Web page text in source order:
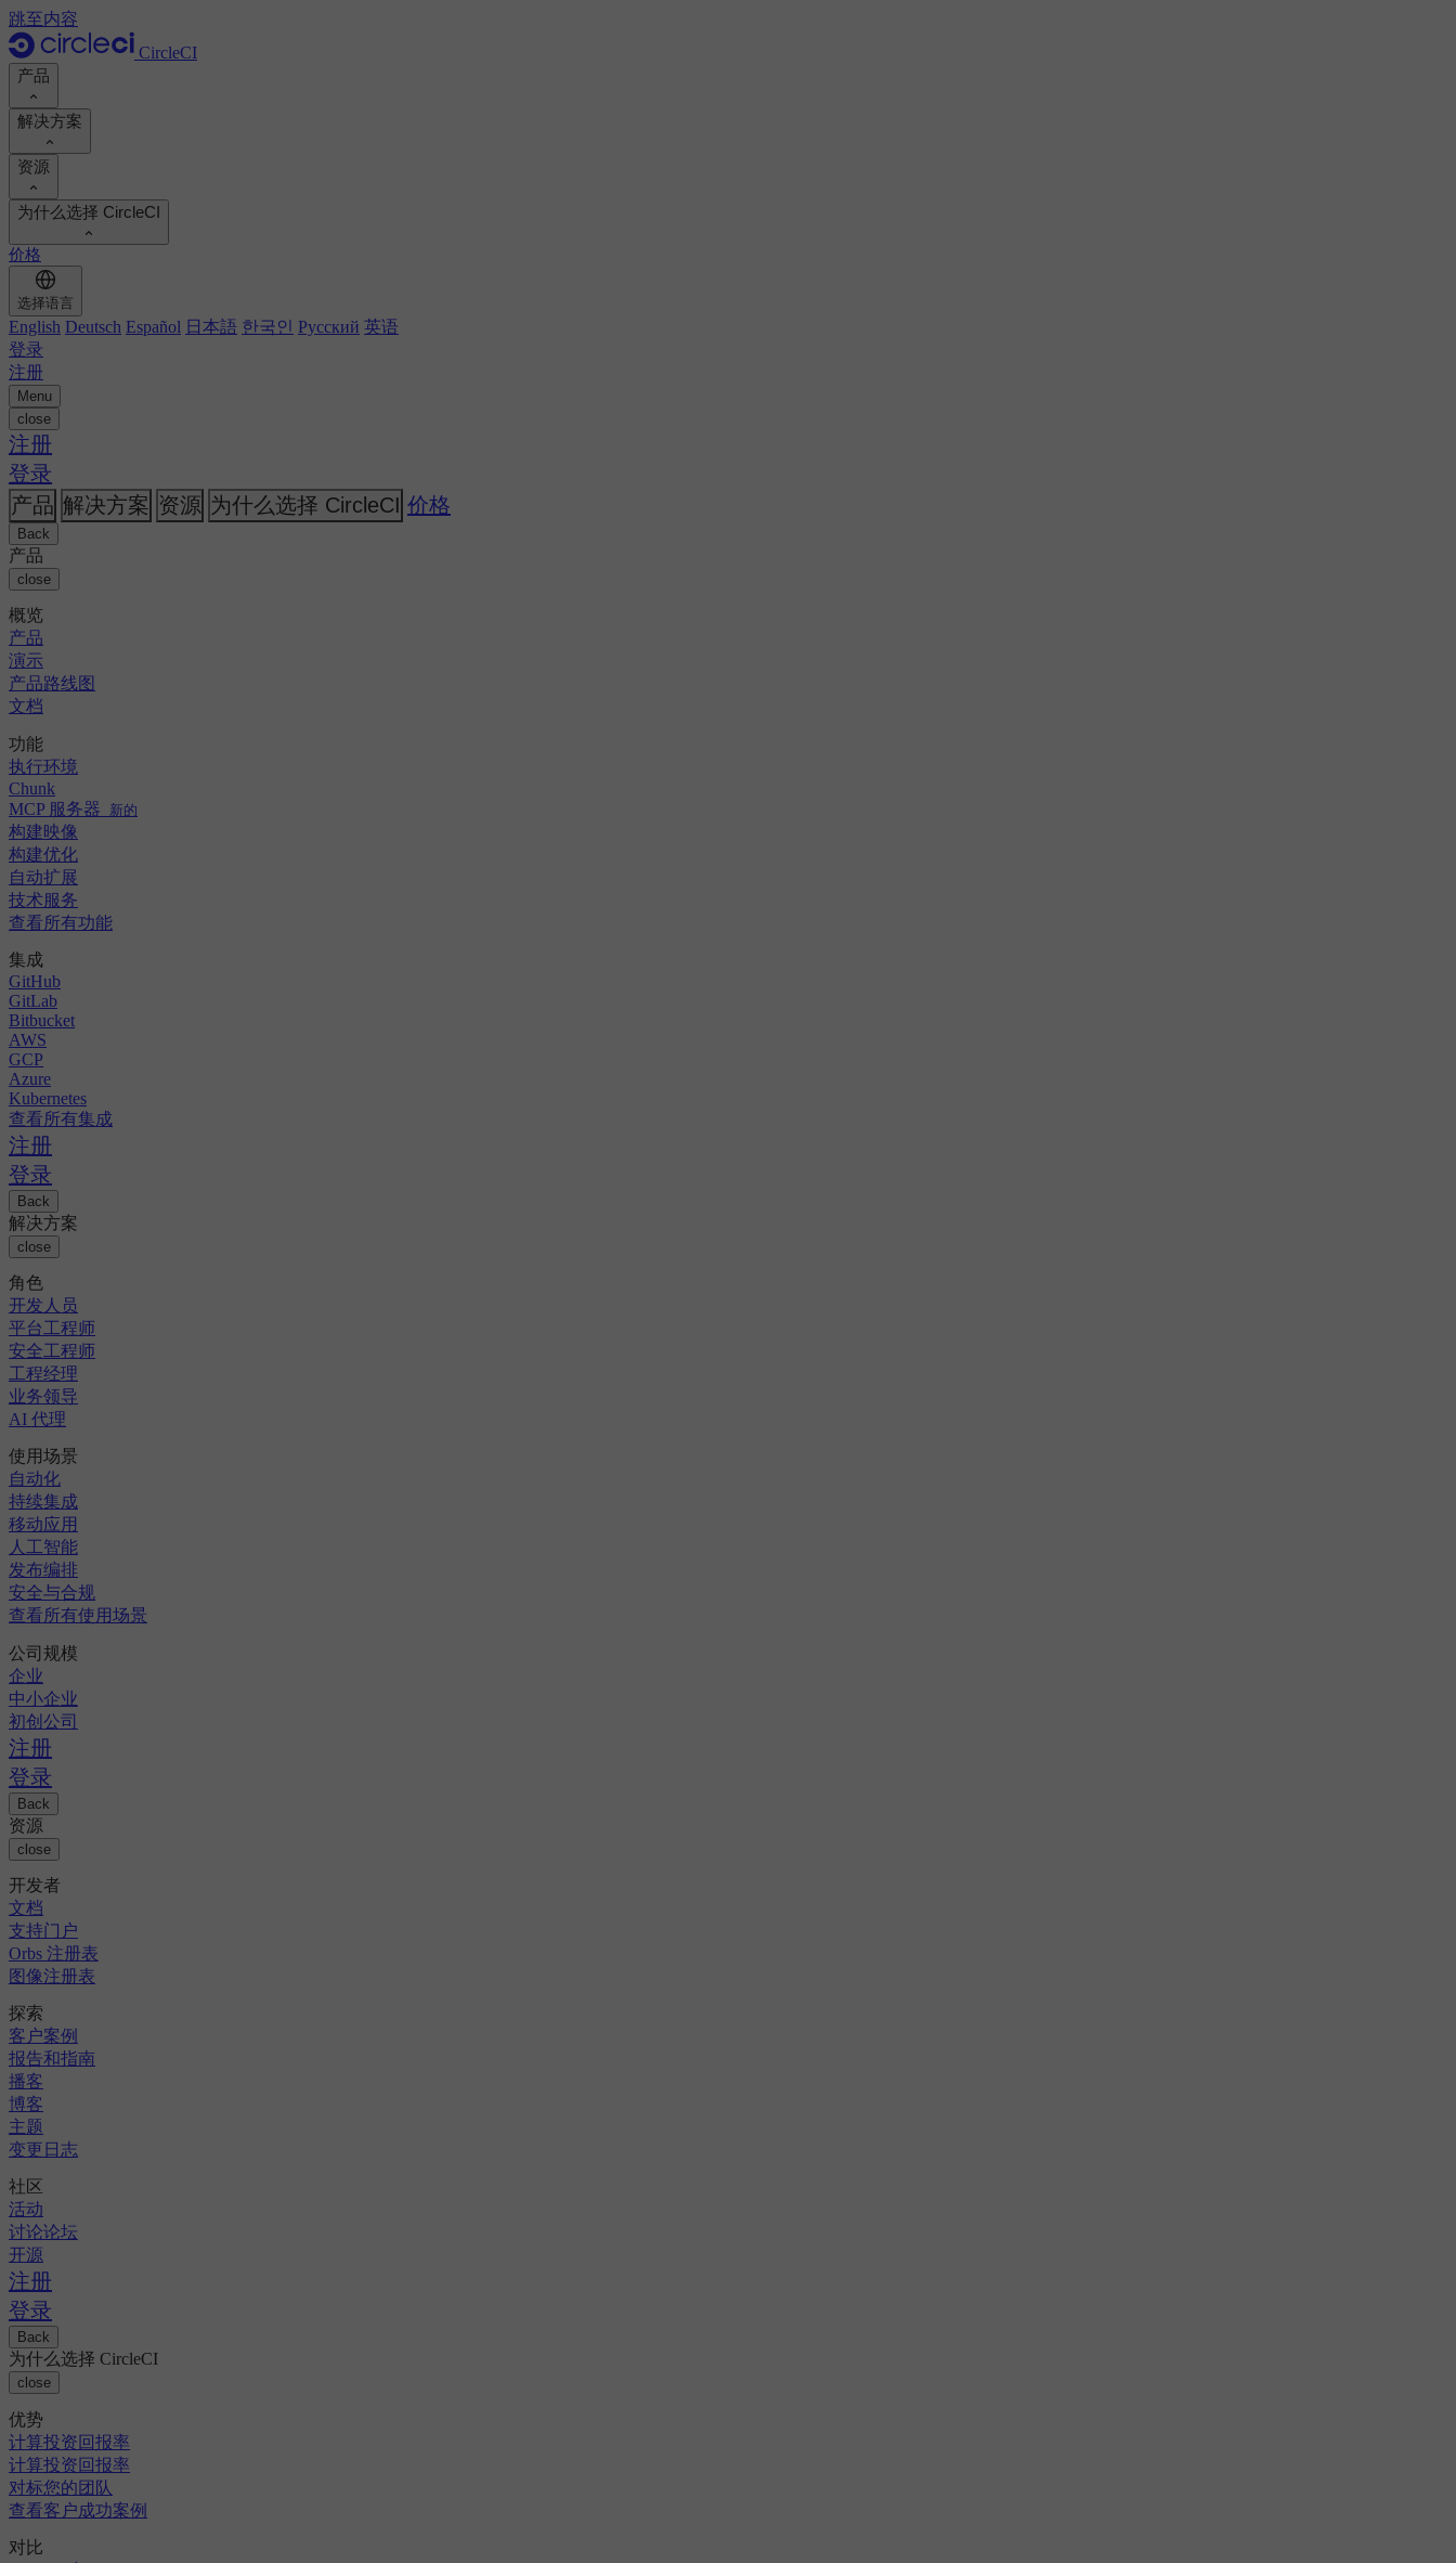
跳至内容
CircleCI
产品
产品
演示
产品路线图
执行环境
Chunk
MCP 服务器
构建映像
构建优化
自动扩展
技术服务
GitHub
GitLab
Bitbucket
AWS
GCP
Azure
Kubernetes
解决方案
开发人员
平台工程师
安全工程师
工程经理
业务领导
AI 代理
自动化
持续集成
移动应用
人工智能
发布编排
安全与合规
企业
中小企业
初创公司
资源
文档
支持门户
Orbs 注册表
图像注册表
客户案例
报告和指南
播客
博客
主题
变更日志
活动
开源
为什么选择 CircleCI
计算投资回报率
计算投资回报率
对标您的团队
查看客户成功案例
CircleCI 与 GitHub Actions
CircleCI 与 Harness
CircleCI 与 Buildkite
CircleCI 与 Jenkins
CircleCI 与 Bitrise
职业机会
合作伙伴
新闻中心
价格
选择语言
English Deutsch Español 日本語 한국인 Русский 英语
登录
注册
Menu
close
注册
登录
产品 解决方案 资源 为什么选择 CircleCI 价格
Back
产品
close
概览
产品
演示
产品路线图
文档
功能
执行环境
Chunk
MCP 服务器
新的
构建映像
构建优化
自动扩展
技术服务
查看所有功能
集成
GitHub
GitLab
Bitbucket
AWS
GCP
Azure
Kubernetes
查看所有集成
注册
登录
Back
解决方案
close
角色
开发人员
平台工程师
安全工程师
工程经理
业务领导
AI 代理
使用场景
自动化
持续集成
移动应用
人工智能
发布编排
安全与合规
查看所有使用场景
公司规模
企业
中小企业
初创公司
注册
登录
Back
资源
close
开发者
文档
支持门户
Orbs 注册表
图像注册表
探索
客户案例
报告和指南
播客
博客
主题
变更日志
社区
活动
讨论论坛
开源
注册
登录
Back
为什么选择 CircleCI
close
优势
计算投资回报率
计算投资回报率
对标您的团队
查看客户成功案例
对比